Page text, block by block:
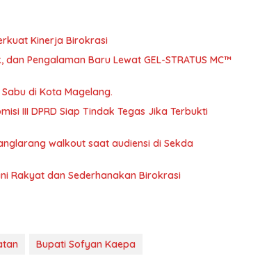
II, Perkuat Kinerja Birokrasi
Pengalaman Baru Lewat GEL-STRATUS MC™
di Kota Magelang.
III DPRD Siap Tindak Tegas Jika Terbukti
walkout saat audiensi di Sekda
Rakyat dan Sederhanakan Birokrasi
Bupati Sofyan Kaepa